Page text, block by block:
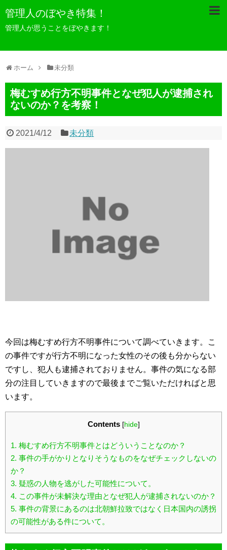
管理人のぼやき特集！
管理人が思うことをぼやきます！
ホーム 未分類
梅むすめ行方不明事件となぜ犯人が逮捕され
ないのか？を考察！
2021/4/12 未分類
今回は梅むすめ行方不明事件について調べていきます。こ
の事件ですが行方不明になった女性のその後も分からない
ですし、犯人も逮捕されておりません。事件の気になる部
分の注目していきますので最後までご覧いただければと思
います。
Contents [hide]
1. 梅むすめ行方不明事件とはどういうことなのか？
2. 事件の手がかりとなりそうなものをなぜチェックしないの
か？
3. 疑惑の人物を逃がした可能性について。
4. この事件が未解決な理由となぜ犯人が逮捕されないのか？
5. 事件の背景にあるのは北朝鮮拉致ではなく日本国内の誘拐
の可能性がある件について。